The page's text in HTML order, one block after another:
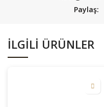
Paylaş
İLGILI ÜRÜNLER